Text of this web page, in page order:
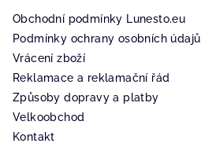
Obchodní podmínky Lunesto.eu
Podmínky ochrany osobních údajů
Vrácení zboží
Reklamace a reklamační řád
Způsoby dopravy a platby
Velkoobchod
Kontakt